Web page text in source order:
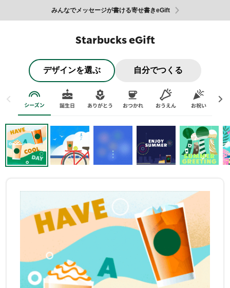
みんなでメッセージが書ける寄せ書きeGift
Starbucks eGift
デザインを選ぶ 自分でつくる